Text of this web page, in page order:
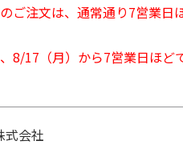
ご注文は、通常通り7営業日
8/17（月）から7営業日ほど
式会社